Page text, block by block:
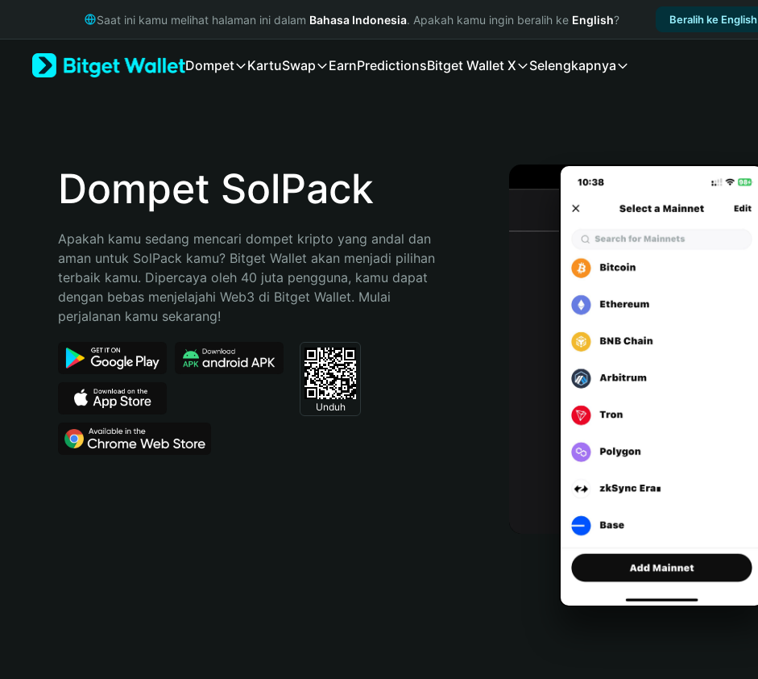
Русский
Bahasa Indonesia
Español (Argentina)
Saat ini kamu melihat halaman ini dalam Bahasa Indonesia. Apakah kamu ingin beralih ke English? Beralih ke English
Dompet KartuSwap EarnPredictionsBitget Wallet X Selengkapnya
Dompet SolPack
Apakah kamu sedang mencari dompet kripto yang andal dan
aman untuk SolPack kamu? Bitget Wallet akan menjadi pilihan
terbaik kamu. Dipercaya oleh 40 juta pengguna, kamu dapat
dengan bebas menjelajahi Web3 di Bitget Wallet. Mulai
perjalanan kamu sekarang!
Unduh